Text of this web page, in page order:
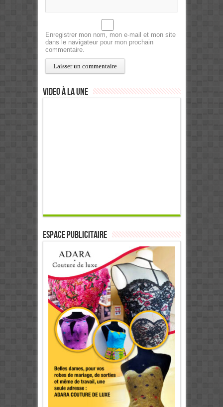
Enregistrer mon nom, mon e-mail et mon site
dans le navigateur pour mon prochain
commentaire.
Video à la Une
ESPACE PUBLICITAIRE